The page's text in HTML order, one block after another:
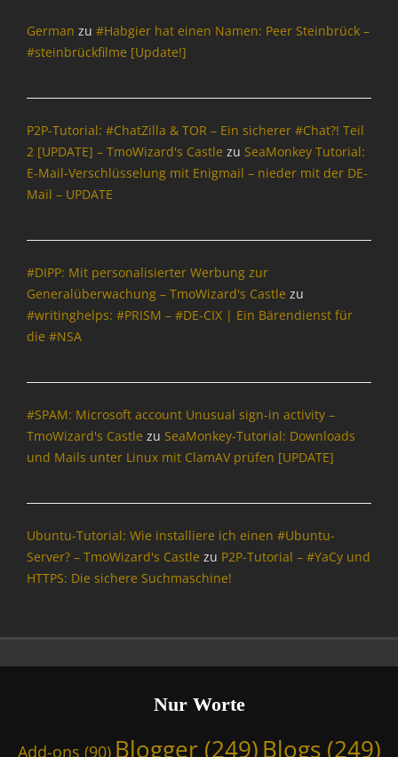
c
u
g
,
N
a
h
t
e
o
l
k
l
o
e
g
German zu #Habgier hat einen Namen: Peer Steinbrück –
#steinbrückfilme [Update!]
P2P-Tutorial: #ChatZilla & TOR – Ein sicherer #Chat?! Teil
2 [UPDATE] – TmoWizard's Castle zu SeaMonkey Tutorial:
E-Mail-Verschlüsselung mit Enigmail – nieder mit der DE-
Mail – UPDATE
#DIPP: Mit personalisierter Werbung zur
Generalüberwachung – TmoWizard's Castle zu
#writinghelps: #PRISM – #DE-CIX | Ein Bärendienst für
die #NSA
#SPAM: Microsoft account Unusual sign-in activity –
TmoWizard's Castle zu SeaMonkey-Tutorial: Downloads
und Mails unter Linux mit ClamAV prüfen [UPDATE]
Ubuntu-Tutorial: Wie installiere ich einen #Ubuntu-
Server? – TmoWizard's Castle zu P2P-Tutorial – #YaCy und
HTTPS: Die sichere Suchmaschine!
Nur Worte
Add-ons (90) Blogger (249) Blogs(249)